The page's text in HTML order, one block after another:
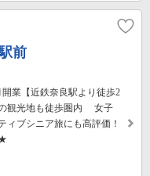
前
開業【近鉄奈良駅より徒歩2
観光地も徒歩圏内 女子
ィブシニア旅にも高評価！